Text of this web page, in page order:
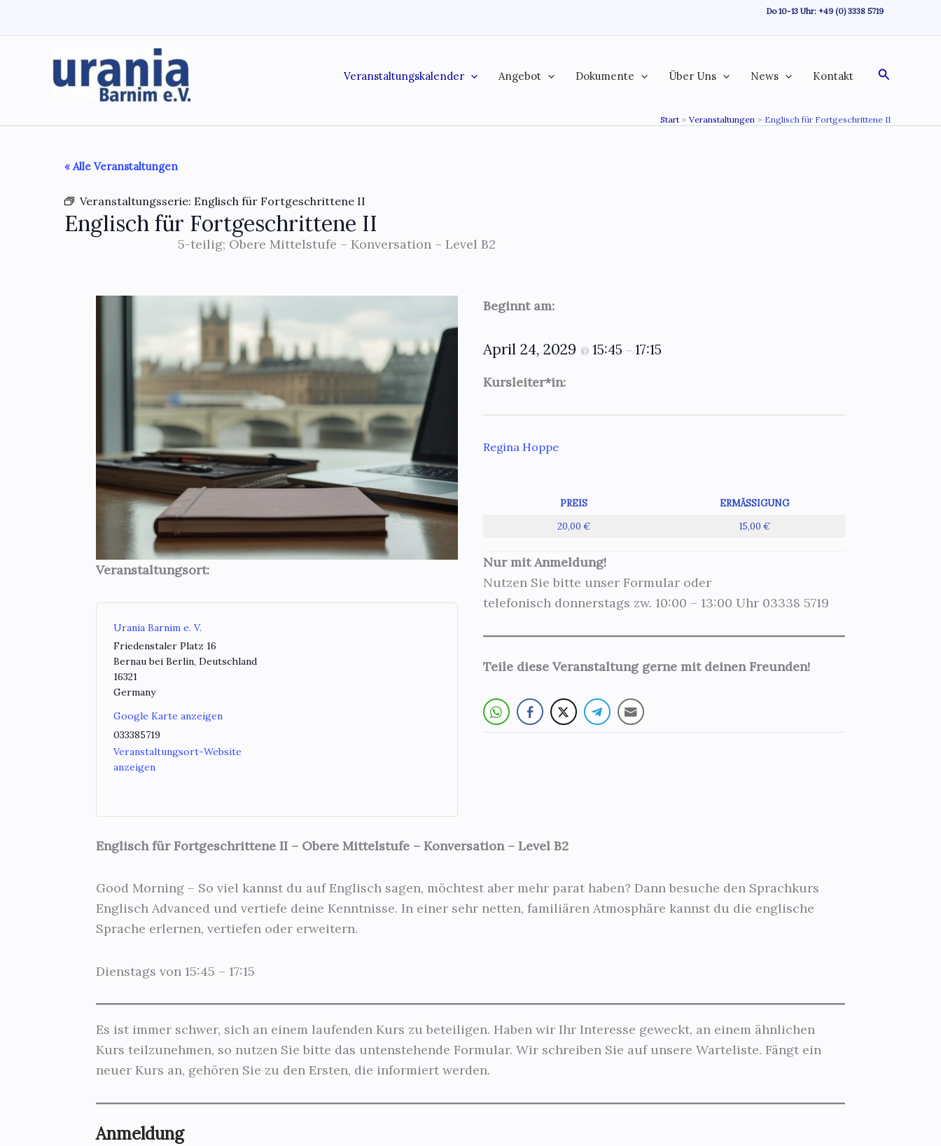
Do 10-13 Uhr: +49 (0) 3338 5719
Veranstaltungskalender Angebot Dokumente Über Uns News Kontakt Suchen
Start Veranstaltungen Englisch für Fortgeschrittene II
« Alle Veranstaltungen
Veranstaltungsserie: Englisch für Fortgeschrittene II
Englisch für Fortgeschrittene II
5-teilig; Obere Mittelstufe – Konversation – Level B2
Veranstaltungsort:
Urania Barnim e. V.
Friedenstaler Platz 16
Bernau bei Berlin, Deutschland
16321
Germany
Google Karte anzeigen
033385719
Veranstaltungsort-Website
anzeigen
Beginnt am:
April 24, 2029 @ 15:45 – 17:15
Kursleiter*in:
Regina Hoppe
PREIS
ERMÄSSIGUNG
20,00 €
15,00 €
Nur mit Anmeldung!
Nutzen Sie bitte unser Formular oder
telefonisch donnerstags zw. 10:00 – 13:00 Uhr 03338 5719
Teile diese Veranstaltung gerne mit deinen Freunden!
Englisch für Fortgeschrittene II – Obere Mittelstufe – Konversation – Level B2
Good Morning – So viel kannst du auf Englisch sagen, möchtest aber mehr parat haben? Dann besuche den Sprachkurs
Englisch Advanced und vertiefe deine Kenntnisse. In einer sehr netten, familiären Atmosphäre kannst du die englische
Sprache erlernen, vertiefen oder erweitern.
Dienstags von 15:45 – 17:15
Es ist immer schwer, sich an einem laufenden Kurs zu beteiligen. Haben wir Ihr Interesse geweckt, an einem ähnlichen
Kurs teilzunehmen, so nutzen Sie bitte das untenstehende Formular. Wir schreiben Sie auf unsere Warteliste. Fängt ein
neuer Kurs an, gehören Sie zu den Ersten, die informiert werden.
Anmeldung